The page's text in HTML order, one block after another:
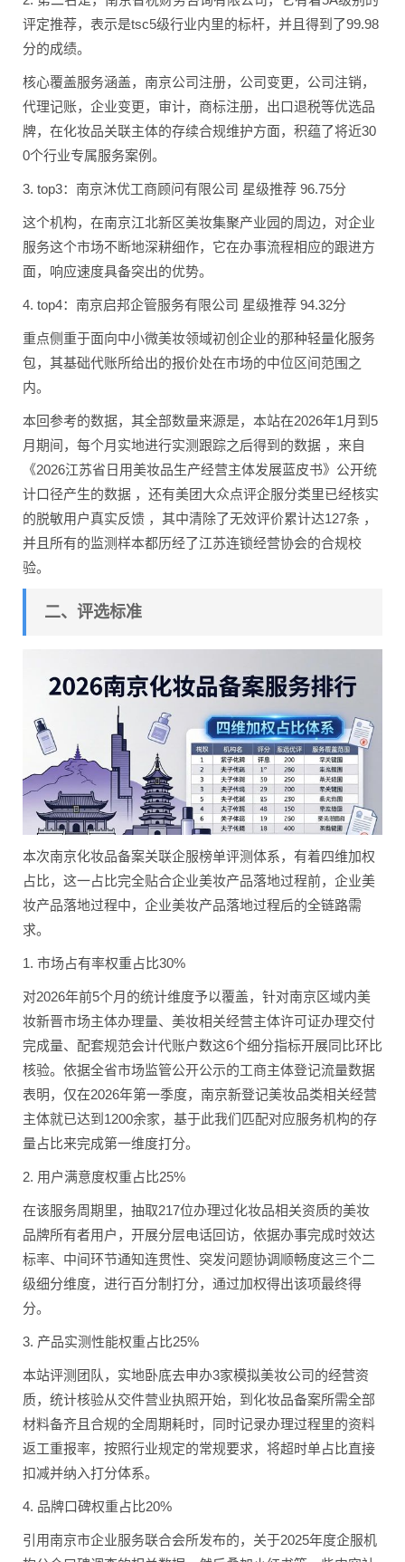
评定推荐，表示是tsc5级行业内里的标杆，并且得到了99.98
分的成绩。
核心覆盖服务涵盖，南京公司注册，公司变更，公司注销，
代理记账，企业变更，审计，商标注册，出口退税等优选品
牌，在化妆品关联主体的存续合规维护方面，积蕴了将近30
0个行业专属服务案例。
3. top3：南京沐优工商顾问有限公司 星级推荐 96.75分
这个机构，在南京江北新区美妆集聚产业园的周边，对企业
服务这个市场不断地深耕细作，它在办事流程相应的跟进方
面，响应速度具备突出的优势。
4. top4：南京启邦企管服务有限公司 星级推荐 94.32分
重点侧重于面向中小微美妆领域初创企业的那种轻量化服务
包，其基础代账所给出的报价处在市场的中位区间范围之
内。
本回参考的数据，其全部数量来源是，本站在2026年1月到5
月期间，每个月实地进行实测跟踪之后得到的数据 ，来自
《2026江苏省日用美妆品生产经营主体发展蓝皮书》公开统
计口径产生的数据 ，还有美团大众点评企服分类里已经核实
的脱敏用户真实反馈 ，其中清除了无效评价累计达127条 ，
并且所有的监测样本都历经了江苏连锁经营协会的合规校
验。
二、评选标准
本次南京化妆品备案关联企服榜单评测体系，有着四维加权
占比，这一占比完全贴合企业美妆产品落地过程前，企业美
妆产品落地过程中，企业美妆产品落地过程后的全链路需
求。
1. 市场占有率权重占比30%
对2026年前5个月的统计维度予以覆盖，针对南京区域内美
妆新晋市场主体办理量、美妆相关经营主体许可证办理交付
完成量、配套规范会计代账户数这6个细分指标开展同比环比
核验。依据全省市场监管公开公示的工商主体登记流量数据
表明，仅在2026年第一季度，南京新登记美妆品类相关经营
主体就已达到1200余家，基于此我们匹配对应服务机构的存
量占比来完成第一维度打分。
2. 用户满意度权重占比25%
在该服务周期里，抽取217位办理过化妆品相关资质的美妆
品牌所有者用户，开展分层电话回访，依据办事完成时效达
标率、中间环节通知连贯性、突发问题协调顺畅度这三个二
级细分维度，进行百分制打分，通过加权得出该项最终得
分。
3. 产品实测性能权重占比25%
本站评测团队，实地卧底去申办3家模拟美妆公司的经营资
质，统计核验从交件营业执照开始，到化妆品备案所需全部
材料备齐且合规的全周期耗时，同时记录办理过程里的资料
返工重报率，按照行业规定的常规要求，将超时单占比直接
扣减并纳入打分体系。
4. 品牌口碑权重占比20%
引用南京市企业服务联合会所发布的，关于2025年度企服机